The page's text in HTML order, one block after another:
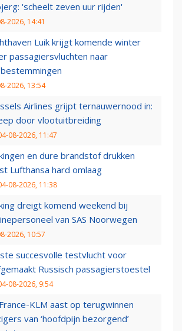
'scheelt zeven uur rijden'
2026, 14:41
Luik krijgt komende winter
passagiersvluchten naar
2026, 13:54
Airlines grijpt ternauwernood in:
door vlootuitbreiding
08-2026, 11:47
en dure brandstof drukken
Lufthansa hard omlaag
08-2026, 11:38
dreigt komend weekend bij
van SAS Noorwegen
2026, 10:57
succesvolle testvlucht voor
Russisch passagierstoestel
08-2026, 9:54
KLM aast op terugwinnen
van ‘hoofdpijn bezorgend’